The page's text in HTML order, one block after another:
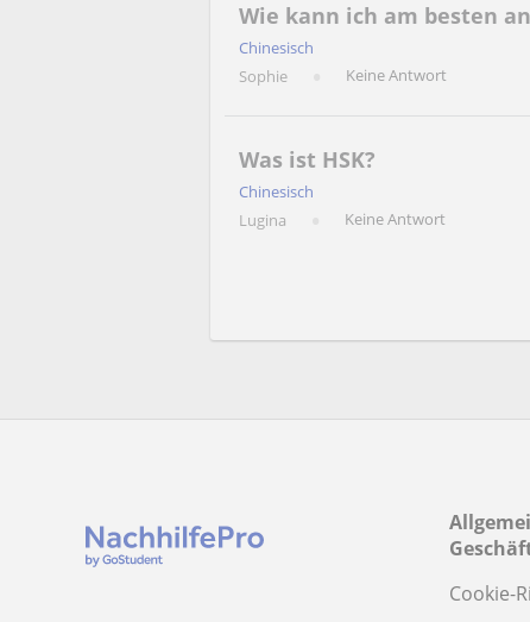
Wie kann ich am besten
Chinesisch
Sophie
Keine Antwort
Was ist HSK?
Chinesisch
Lugina
Keine Antwort
Cookie-